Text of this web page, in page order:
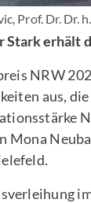
Prof. Dr. Dr.
Stark
NRW
aus,